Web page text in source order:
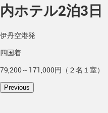
内ホテル2泊3日
伊丹空港発
四国着
79,200～171,000円（２名１室）
Previous